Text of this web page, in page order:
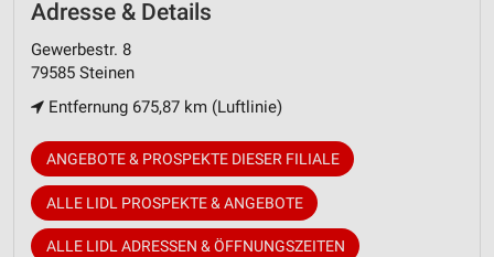
Adresse & Details
Gewerbestr. 8
79585 Steinen
Entfernung 675,87 km (Luftlinie)
ANGEBOTE & PROSPEKTE DIESER FILIALE
ALLE LIDL PROSPEKTE & ANGEBOTE
ALLE LIDL ADRESSEN & ÖFFNUNGSZEITEN